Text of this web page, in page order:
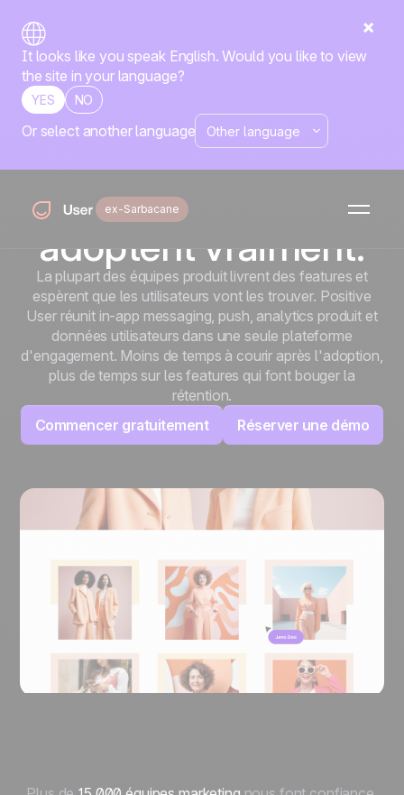
It looks like you speak English. Would you like to view
the site in your language?
YES NO
Or select another language
ex-Sarbacane
ÉQUIPES PRODUIT
Livrez les features
que vos utilisateurs
adoptent vraiment.
La plupart des équipes produit livrent des features et
espèrent que les utilisateurs vont les trouver. Positive
User réunit in-app messaging, push, analytics produit et
données utilisateurs dans une seule plateforme
d'engagement. Moins de temps à courir après l'adoption,
plus de temps sur les features qui font bouger la
rétention.
Commencer gratuitement
Réserver une démo